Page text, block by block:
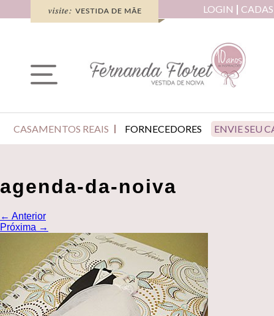
LOGIN
CASAMENTOS REAIS FORNECEDORES ENVIE SEU
agenda-da-noiva
← Anterior
Próxima →